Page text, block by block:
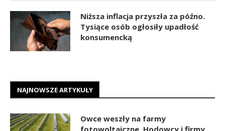
Niższa inflacja przyszła za późno.
Tysiące osób ogłosiły upadłość
konsumencką
NAJNOWSZE ARTYKUŁY
Owce weszły na farmy
fotowoltaiczne. Hodowcy i firmy